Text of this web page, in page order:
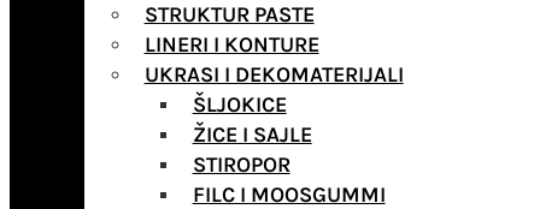
STRUKTUR PASTE
LINERI I KONTURE
UKRASI I DEKOMATERIJALI
ŠLJOKICE
ŽICE I SAJLE
STIROPOR
FILC I MOOSGUMMI